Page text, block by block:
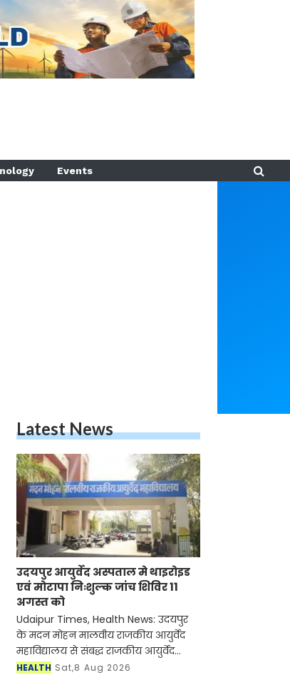
Events
Latest News
उदयपुर आयुर्वेद अस्पताल मे थाइरोइड
एवं मोटापा निःशुल्क जांच शिविर 11
अगस्त को
Udaipur Times, Health News: उदयपुर
के मदन मोहन मालवीय राजकीय आयुर्वेद
महाविद्यालय से संबद्ध राजकीय आयुर्वेद
चिकित्सालय मोती चौहट्टा में प्राचार्य प्रो.
HEALTH Sat,8 Aug 2026